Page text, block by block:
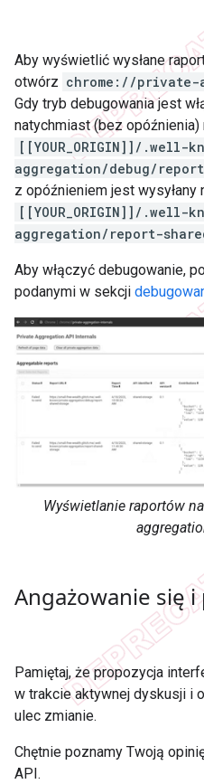
Aby wyświetlić wysłane
otwórz chrome://
Gdy tryb debugowania jest
natychmiast (bez opóźnienia)
[[YOUR_ORIGIN]]/.well-
aggregation/debug/
z opóźnieniem jest wysyłany
[[YOUR_ORIGIN]]/.well-
aggregation/report-
Aby włączyć debugowanie,
podanymi w sekcji
Wyświetlanie raportów
Angażowanie się i
Pamiętaj, że propozycja
w trakcie aktywnej dyskusji i
ulec zmianie.
Chętnie poznamy Twoją
API.